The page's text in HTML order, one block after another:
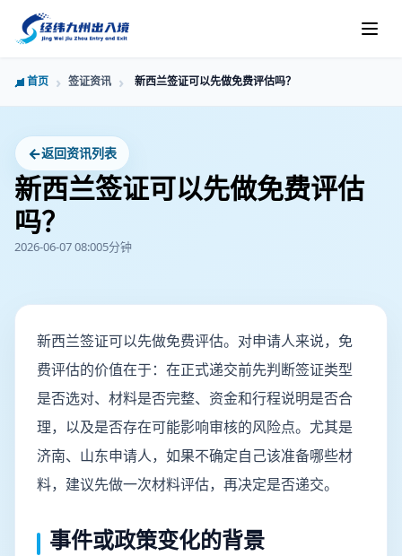
首页 签证资讯 新西兰签证可以先做免费评估吗？
←返回资讯列表
新西兰签证可以先做免费评估
吗？
2026-06-07 08:005分钟
新西兰签证可以先做免费评估。对申请人来说，免
费评估的价值在于：在正式递交前先判断签证类型
是否选对、材料是否完整、资金和行程说明是否合
理，以及是否存在可能影响审核的风险点。尤其是
济南、山东申请人，如果不确定自己该准备哪些材
料，建议先做一次材料评估，再决定是否递交。
事件或政策变化的背景